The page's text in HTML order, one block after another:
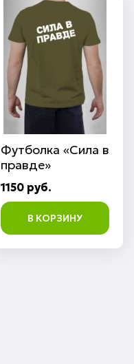
Футболка «Сила в
правде»
1150 руб.
В КОРЗИНУ